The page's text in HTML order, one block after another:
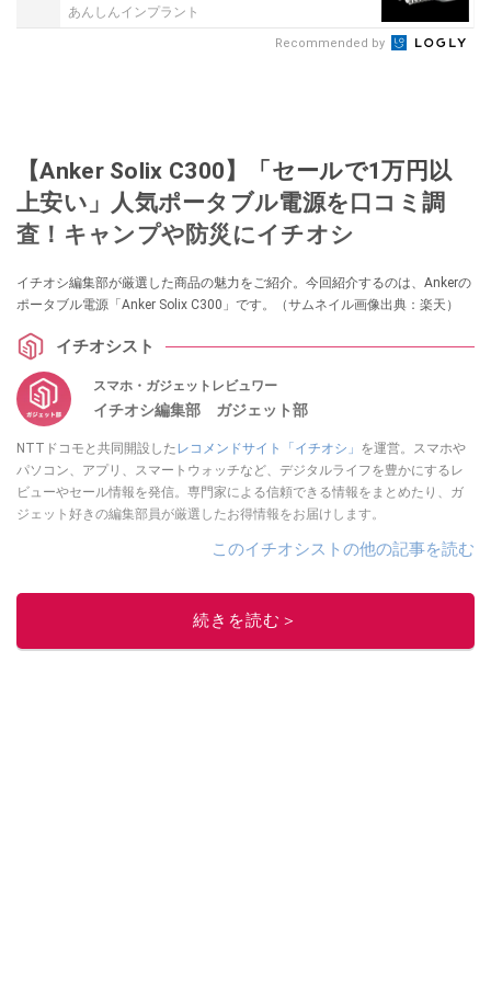
あんしんインプラント
Recommended by
【Anker Solix C300】「セールで1万円以
上安い」人気ポータブル電源を口コミ調
査！キャンプや防災にイチオシ
イチオシ編集部が厳選した商品の魅力をご紹介。今回紹介するのは、Ankerの
ポータブル電源「Anker Solix C300」です。（サムネイル画像出典：楽天）
イチオシスト
スマホ・ガジェットレビュワー
イチオシ編集部 ガジェット部
NTTドコモと共同開設した レコメンドサイト「イチオシ」 を運営。スマホや
パソコン、アプリ、スマートウォッチなど、デジタルライフを豊かにするレ
ビューやセール情報を発信。専門家による信頼できる情報をまとめたり、ガ
ジェット好きの編集部員が厳選したお得情報をお届けします。
このイチオシストの他の記事を読む
続きを読む＞